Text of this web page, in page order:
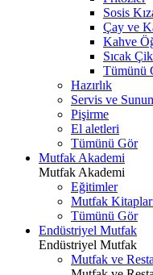
Sosis
Çay ve
Kahve
Sıcak
Tümünü
Hazırlık
Servis ve
Pişirme
El aletleri
Tümünü Gör
Mutfak Akademi
Mutfak Akademi
Eğitimler
Mutfak
Tümünü Gör
Endüstriyel Mutfak
Endüstriyel Mutfak
Mutfak ve